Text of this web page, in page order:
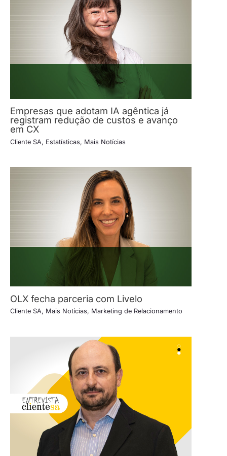
Empresas que adotam IA agêntica já
registram redução de custos e avanço
em CX
Cliente SA, Estatísticas, Mais Notícias
OLX fecha parceria com Livelo
Cliente SA, Mais Notícias, Marketing de Relacionamento